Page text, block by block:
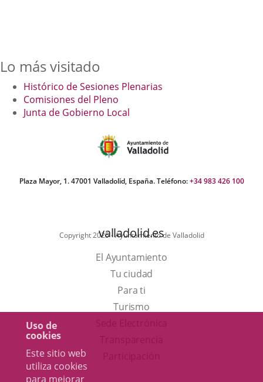
Uso de
cookies
Este sitio web
utiliza cookies
para mejorar
Lo más visitado
Histórico de Sesiones Plenarias
Comisiones del Pleno
Junta de Gobierno Local
Plaza Mayor, 1. 47001 Valladolid, España. Teléfono:+34 983 426 100
Copyright 2025 - Ayuntamiento de Valladolid
valladolid.es
El Ayuntamiento
Tu ciudad
Para ti
TurismoEste